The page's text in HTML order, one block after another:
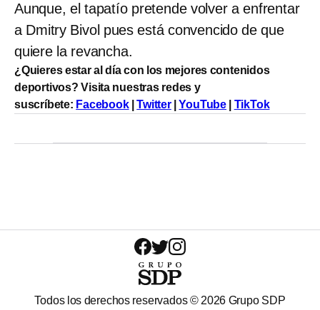
Aunque, el tapatío pretende volver a enfrentar
a Dmitry Bivol pues está convencido de que
quiere la revancha.
¿Quieres estar al día con los mejores contenidos
deportivos? Visita nuestras redes y
suscríbete: Facebook|Twitter| YouTube TikTok
Todos los derechos reservados © 2026 Grupo SDP